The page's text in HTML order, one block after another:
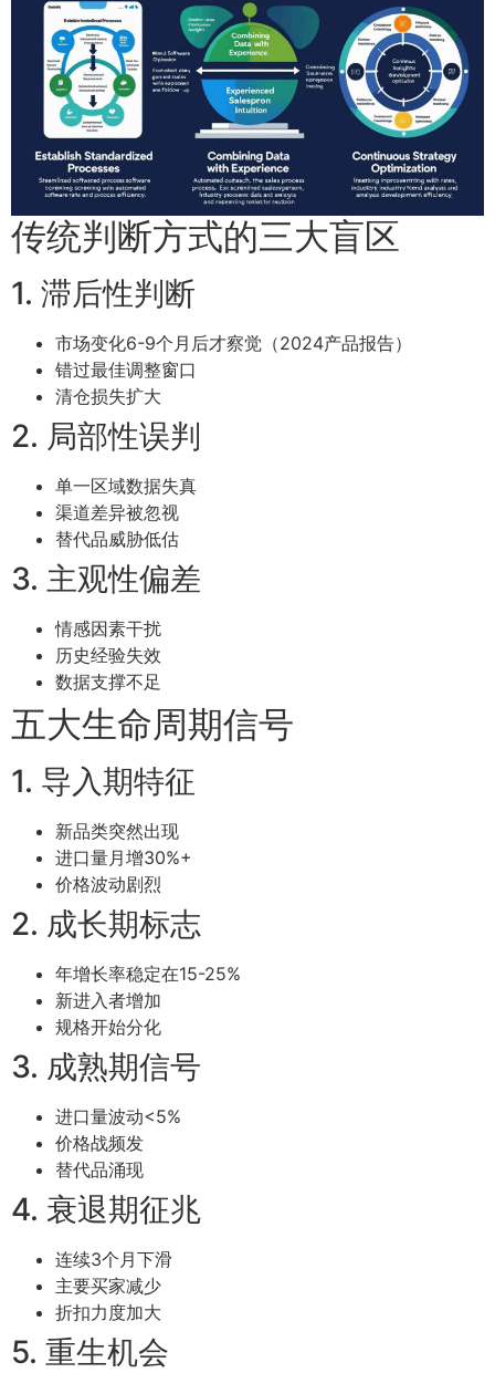
传统判断方式的三大盲区
1. 滞后性判断
市场变化6-9个月后才察觉（2024产品报告）
错过最佳调整窗口
清仓损失扩大
2. 局部性误判
单一区域数据失真
渠道差异被忽视
替代品威胁低估
3. 主观性偏差
情感因素干扰
历史经验失效
数据支撑不足
五大生命周期信号
1. 导入期特征
新品类突然出现
进口量月增30%+
价格波动剧烈
2. 成长期标志
年增长率稳定在15-25%
新进入者增加
规格开始分化
3. 成熟期信号
进口量波动<5%
价格战频发
替代品涌现
4. 衰退期征兆
连续3个月下滑
主要买家减少
折扣力度加大
5. 重生机会